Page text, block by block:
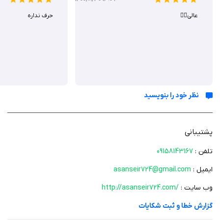
همکاری می‌کند، از آرامش و امنیت سفر خود لذت ببرید.
مزایای برنامه
برنامه‌ریزی ساده سفر برای تجربه سفر به یاد ماندنی
پوشش بی‌نظیر انواع پروازها برای مقاصد داخلی و خارجی
قیمت رقابتی و امکان رزرو بلیط چارتر تضمینی
عالی❤️‍🔥 حرف نداره
نظر خود را بنویسید
پشتیبانی
تلفن : 09158143167
ایمیل : asanseir724@gmail.com
وب سایت : http://asanseir724.com/
گزارش خطا و ثبت شکایات